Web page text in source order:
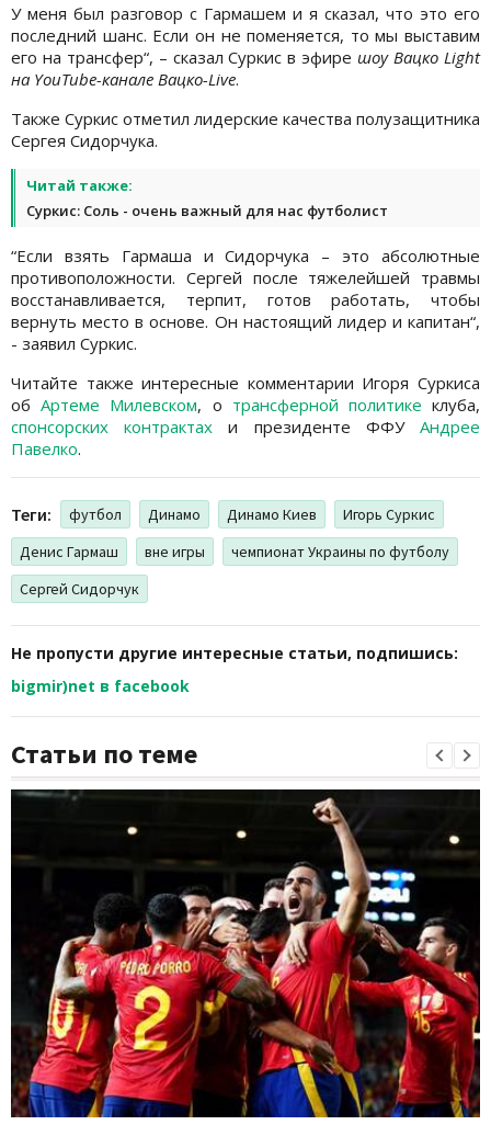
У меня был разговор с Гармашем и я сказал, что это его
последний шанс. Если он не поменяется, то мы выставим
его на трансфер“, – сказал Суркис в эфирешоу Вацко Light
на YouTube-канале Вацко-Live.
Также Суркис отметил лидерские качества полузащитника
Сергея Сидорчука.
Читай также:
Суркис: Соль - очень важный для нас футболист
“Если взять Гармаша и Сидорчука – это абсолютные
противоположности. Сергей после тяжелейшей травмы
восстанавливается, терпит, готов работать, чтобы
вернуть место в основе. Он настоящий лидер и капитан“,
- заявил Суркис.
Читайте также интересные комментарии Игоря Суркиса
обАртеме Милевском, о трансферной политике клуба,
спонсорских контрактах и президенте ФФУАндрее
Павелко.
Теги: футбол Динамо Динамо Киев
Игорь Суркис
Денис Гармаш
вне игры
чемпионат Украины по футболу
Сергей Сидорчук
Не пропусти другие интересные статьи, подпишись:
bigmir)net в facebook
Статьи по теме